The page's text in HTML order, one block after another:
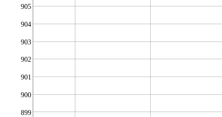
899
900
901
902
903
904
905